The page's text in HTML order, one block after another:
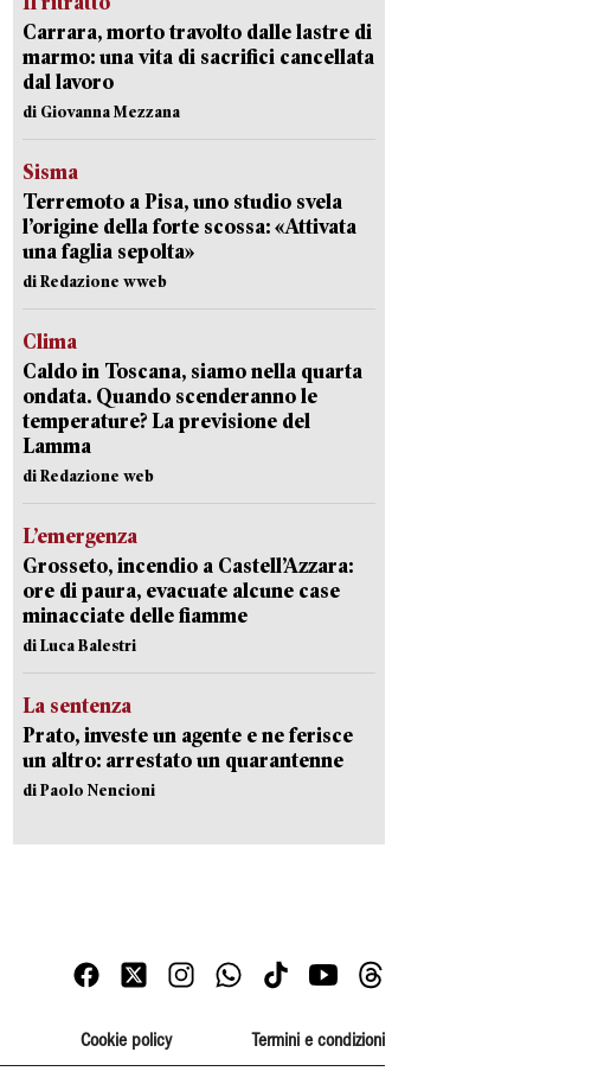
Carrara, morto travolto dalle lastre di
marmo: una vita di sacrifici cancellata
dal lavoro
di Giovanna Mezzana
Sisma
Terremoto a Pisa, uno studio svela
l’origine della forte scossa: «Attivata
una faglia sepolta»
di Redazione wweb
Clima
Caldo in Toscana, siamo nella quarta
ondata. Quando scenderanno le
temperature? La previsione del
Lamma
di Redazione web
L’emergenza
Grosseto, incendio a Castell’Azzara:
ore di paura, evacuate alcune case
minacciate delle fiamme
di Luca Balestri
La sentenza
Prato, investe un agente e ne ferisce
un altro: arrestato un quarantenne
di Paolo Nencioni
Cookie policy Termini e condizioni